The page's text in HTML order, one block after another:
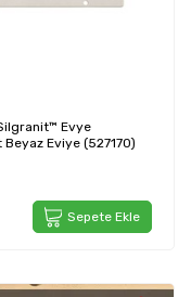
Evye
Beyaz Eviye (527170)
Sepete Ekle